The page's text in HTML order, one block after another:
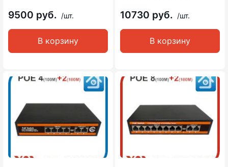
9500 руб. /шт.
В корзину
10730 руб. /шт.
В корзину